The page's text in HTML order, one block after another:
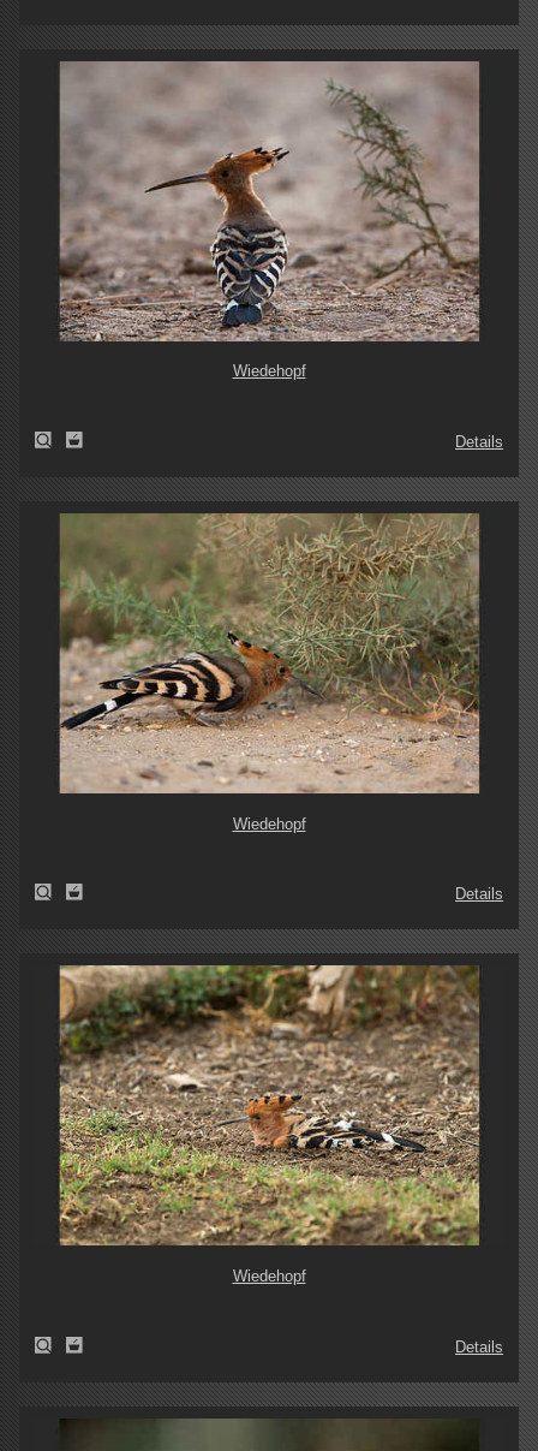
Wiedehopf
Details
Wiedehopf
Details
Wiedehopf
Details